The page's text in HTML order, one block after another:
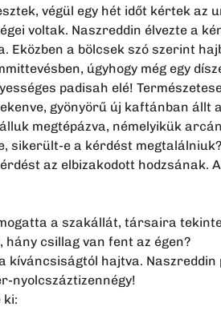
végül egy hét időt kértek az
voltak. Naszreddin élvezte a
a bölcsek szó szerint
úgyhogy még egy
padisah elé!
gyönyörű új kaftánban állt
megtépázva, némelyikük
sikerült-e a kérdést
az elbizakodott hodzsának.
a szakállát, társaira
hány csillag van fent az égen?
kíváncsiságtól hajtva.
nyolcszáztizennégy!
ki: